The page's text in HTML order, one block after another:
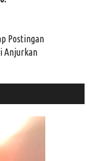
Postingan
Anjurkan